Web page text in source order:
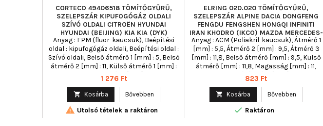
CORTECO 49406518 TÖMÍTŐGYŰRŰ,
SZELEPSZÁR KIPUFOGÓGÁZ OLDALI
SZÍVÓ OLDALI CITROËN HYUNDAI
HYUNDAI (BEIJING) KIA KIA (DYK)
MITSUBI
Anyag : FPM (fluor-kaucsuk), Beépítési
oldal : kipufogógáz oldali, Beépítési oldal :
Szívó oldali, Belső átmérő 1 [mm] : 5, Belső
átmérő 2 [mm] : 11, Külső átmérő 1 [mm] :
24,5, Magasság 1 [mm] : 20
Ár
1 276 Ft
 Kosárba Bővebben
 Utolsó tételek a raktáron
ELRING 020.020 TÖMÍTŐGYŰRŰ,
SZELEPSZÁR ALPINE DACIA DONGFENG
FENGDU FENGSHEN HONGQI INFINITI
IRAN KHODRO (IKCO) MAZDA MERCEDES-
B
Anyag : ACM (Poliakril-kaucsuk), Átmérő 1
[mm] : 5,5, Átmérő 2 [mm] : 9,5, Átmérő 3
[mm] : 11,8, Belső átmérő [mm] : 9,5, Külső
átmérő [mm] : 11,8, Magasság [mm] : 11,
Tengelyszárátmérő [mm] : 5,5
Ár
823 Ft
 Kosárba Bővebben
 Raktáron